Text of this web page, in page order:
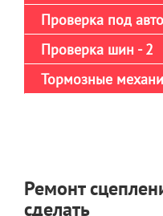
Проверка под
Проверка шин - 2
Тормозные
Ремонт
сделать